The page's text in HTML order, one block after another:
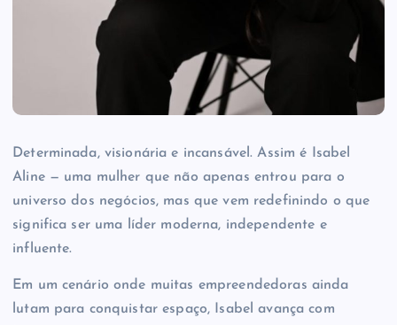
Determinada, visionária e incansável. Assim é Isabel
Aline — uma mulher que não apenas entrou para o
universo dos negócios, mas que vem redefinindo o que
significa ser uma líder moderna, independente e
influente.
Em um cenário onde muitas empreendedoras ainda
lutam para conquistar espaço, Isabel avança com